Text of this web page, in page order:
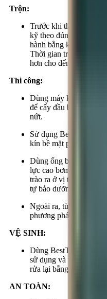
Trộn:
Trước khi thi công, hai
kỹ theo đúng tỷ lệ
hành bằng khí nén có
Thời gian trộn tối thiểu
hơn cho đến khi đạt
Thi công:
Dùng máy khoan bê
để cấy đầu bơm (vale
nứt.
Sử dụng BestBond
kín bề mặt phần còn lại
Dùng ống bơm tự
lực cao bơm vật liệu
trào ra ở vị trí cao nhất
tự bảo dưỡng hoàn
Ngoài ra, tùy theo
phương pháp thi công
VỆ SINH:
Dùng BestThiner SC-
sử dụng và trước khi
rửa lại bằng nước sạch
AN TOÀN: